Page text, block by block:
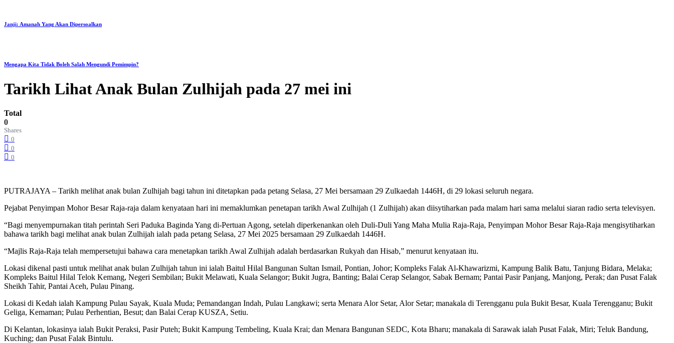
Janji: Amanah Yang Akan Dipersoalkan
Mengapa Kita Tidak Boleh Salah Mengundi Pemimpin?
Tarikh Lihat Anak Bulan Zulhijah pada 27 mei ini
Total
0
Shares
0
0
0
PUTRAJAYA – Tarikh melihat anak bulan Zulhijah bagi tahun ini ditetapkan pada petang Selasa, 27 Mei bersamaan 29 Zulkaedah 1446H, di 29 lokasi seluruh negara.
Pejabat Penyimpan Mohor Besar Raja-raja dalam kenyataan hari ini memaklumkan penetapan tarikh Awal Zulhijah (1 Zulhijah) akan diisytiharkan pada malam hari sama melalui siaran radio serta televisyen.
“Bagi menyempurnakan titah perintah Seri Paduka Baginda Yang di-Pertuan Agong, setelah diperkenankan oleh Duli-Duli Yang Maha Mulia Raja-Raja, Penyimpan Mohor Besar Raja-Raja mengisytiharkan
bahawa tarikh bagi melihat anak bulan Zulhijah ialah pada petang Selasa, 27 Mei 2025 bersamaan 29 Zulkaedah 1446H.
“Majlis Raja-Raja telah mempersetujui bahawa cara menetapkan tarikh Awal Zulhijah adalah berdasarkan Rukyah dan Hisab,” menurut kenyataan itu.
Lokasi dikenal pasti untuk melihat anak bulan Zulhijah tahun ini ialah Baitul Hilal Bangunan Sultan Ismail, Pontian, Johor; Kompleks Falak Al-Khawarizmi, Kampung Balik Batu, Tanjung Bidara, Melaka;
Kompleks Baitul Hilal Telok Kemang, Negeri Sembilan; Bukit Melawati, Kuala Selangor; Bukit Jugra, Banting; Balai Cerap Selangor, Sabak Bernam; Pantai Pasir Panjang, Manjong, Perak; dan Pusat Falak
Sheikh Tahir, Pantai Aceh, Pulau Pinang.
Lokasi di Kedah ialah Kampung Pulau Sayak, Kuala Muda; Pemandangan Indah, Pulau Langkawi; serta Menara Alor Setar, Alor Setar; manakala di Terengganu pula Bukit Besar, Kuala Terengganu; Bukit
Geliga, Kemaman; Pulau Perhentian, Besut; dan Balai Cerap KUSZA, Setiu.
Di Kelantan, lokasinya ialah Bukit Peraksi, Pasir Puteh; Bukit Kampung Tembeling, Kuala Krai; dan Menara Bangunan SEDC, Kota Bharu; manakala di Sarawak ialah Pusat Falak, Miri; Teluk Bandung,
Kuching; dan Pusat Falak Bintulu.